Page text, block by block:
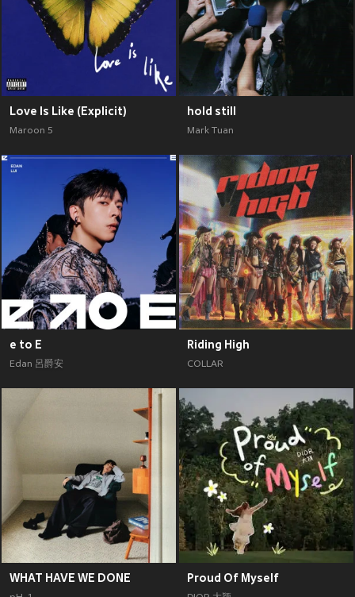
Love Is Like (Explicit)
Maroon 5
hold still
Mark Tuan
e to E
Edan 呂爵安
Riding High
COLLAR
WHAT HAVE WE DONE Proud Of Myself